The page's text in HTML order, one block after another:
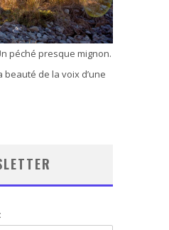
péché presque mignon.
beauté de la voix d’une